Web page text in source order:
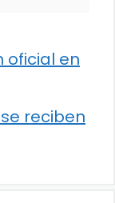
oficial en
reciben